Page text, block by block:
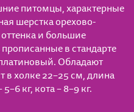
питомцы, характерные
шерстка орехово-
и большие
в стандарте
Обладают
холке 22–25 см, длина
кг, кота – 8–9 кг.